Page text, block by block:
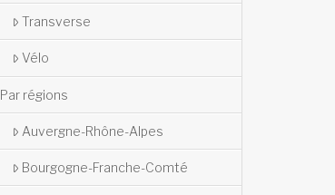
Transverse
Vélo
Par régions
Auvergne-Rhône-Alpes
Bourgogne-Franche-Comté